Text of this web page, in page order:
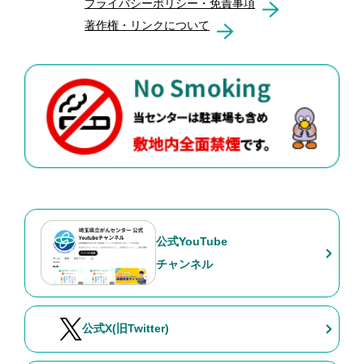
プライバシーポリシー・免責事項
著作権・リンクについて
公式YouTube
チャンネル
公式X(旧Twitter)